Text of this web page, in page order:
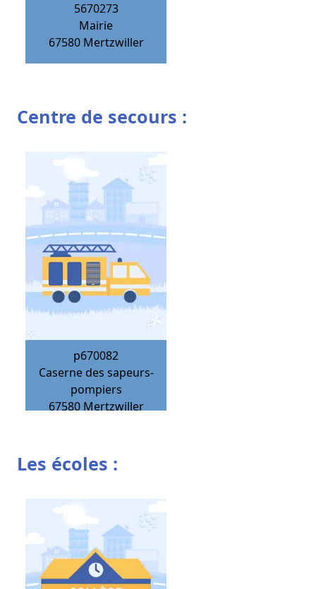
5670273
Mairie
67580 Mertzwiller
Centre de secours :
p670082
Caserne des sapeurs-
pompiers
67580 Mertzwiller
Les écoles :